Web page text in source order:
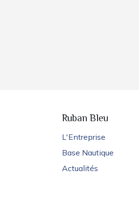
Ruban Bleu
L'Entreprise
Base Nautique
Actualités